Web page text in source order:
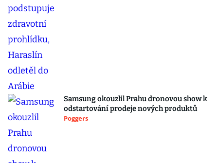
Samsung okouzlil Prahu dronovou show k
odstartování prodeje nových produktů
Poggers